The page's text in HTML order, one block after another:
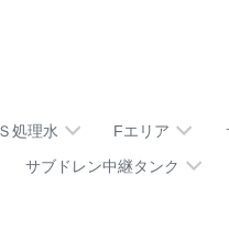
処理水 Fエリア
サブドレン中継タンク